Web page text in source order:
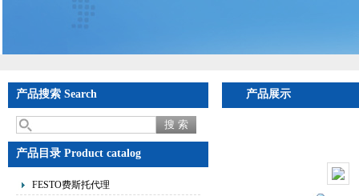
产品搜索 Search
产品目录 Product catalog
FESTO费斯托代理
产品展示